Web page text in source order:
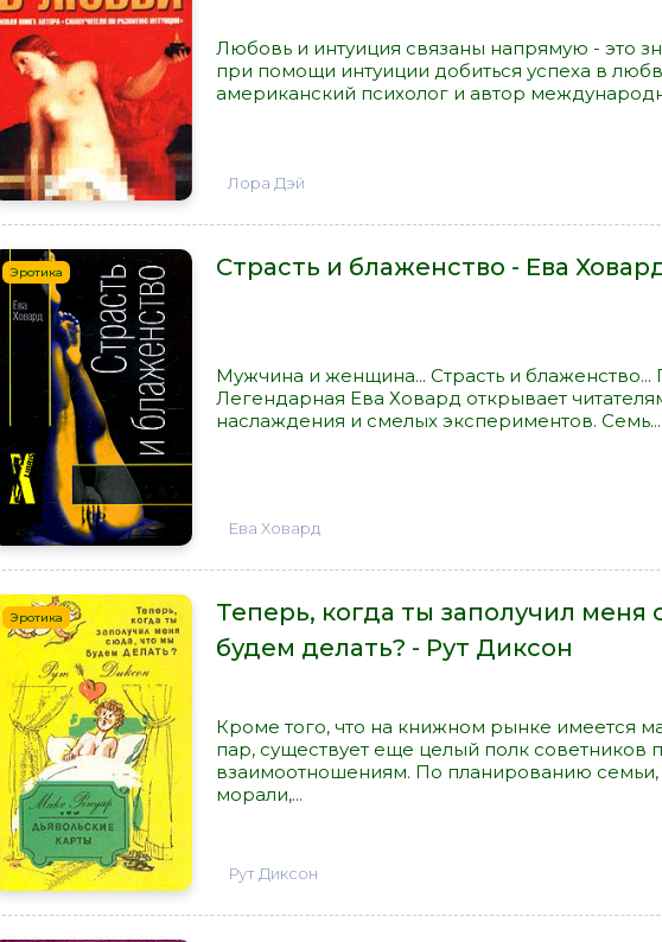
Любовь и интуиция связаны напрямую - это
при помощи интуиции добиться успеха в
американский психолог и автор
Лора Дэй
Эротика Страсть и блаженство - Ева
Мужчина и женщина... Страсть и блаженство...
Легендарная Ева Ховард открывает
наслаждения и смелых экспериментов. Семь...
Ева Ховард
Эротика
Теперь, когда ты заполучил
будем делать? - Рут Диксон
Кроме того, что на книжном рынке имеется
пар, существует еще целый полк советников
взаимоотношениям. По планированию
морали,...
Рут Диксон